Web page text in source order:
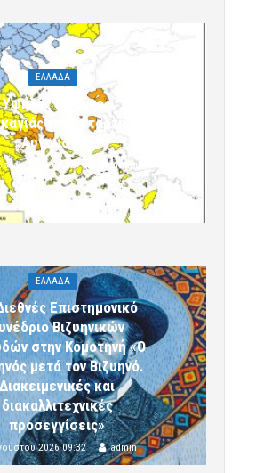
ΕΛΛΑΔΑ
Υψηλός κίνδυνος
την Τετάρτη 5
Αυγούστου
2026 09:32 komotini24
ΕΛΛΑΔΑ
Επιστημονικό
Βιζυηνικών
στην Κομοτηνή «Ο
μετά τον Βιζυηνό.
Διακειμενικές και
διακαλλιτεχνικές
προσεγγίσεις»
2026 09:32 admin